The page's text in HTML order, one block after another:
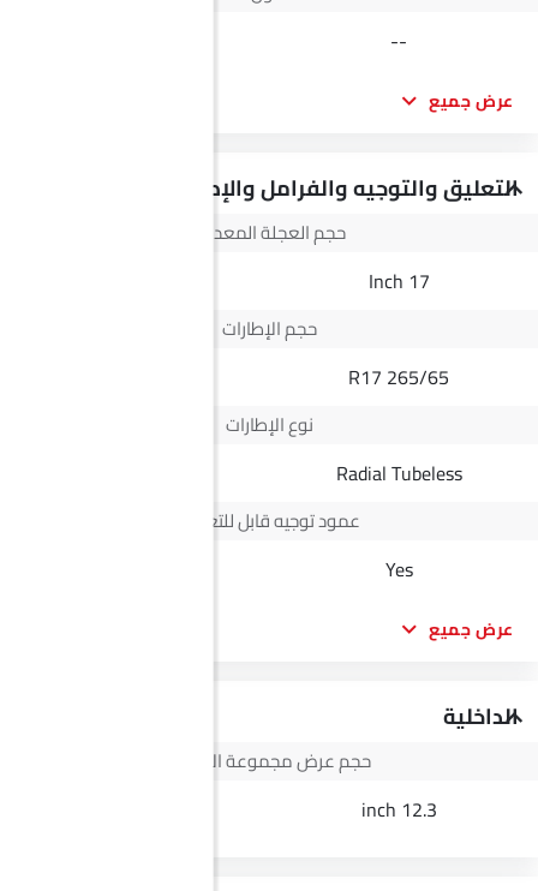
--
عرض جميع
التعليق والتوجيه والفرامل والإطارات
حجم العجلة المعدنية
17 Inch
حجم الإطارات
265/65 R17
نوع الإطارات
Radial Tubeless
عمود توجيه قابل للتعديل
Yes
عرض جميع
الداخلية
حجم عرض مجموعة الأجهزة
12.3 inch